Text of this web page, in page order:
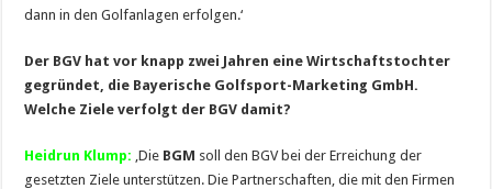
dann in den Golfanlagen erfolgen.‘
Der BGV hat vor knapp zwei Jahren eine Wirtschaftstochter
gegründet, die Bayerische Golfsport-Marketing GmbH.
Welche Ziele verfolgt der BGV damit?
Heidrun Klump: ‚Die BGM soll den BGV bei der Erreichung der
gesetzten Ziele unterstützen. Die Partnerschaften, die mit den Firmen